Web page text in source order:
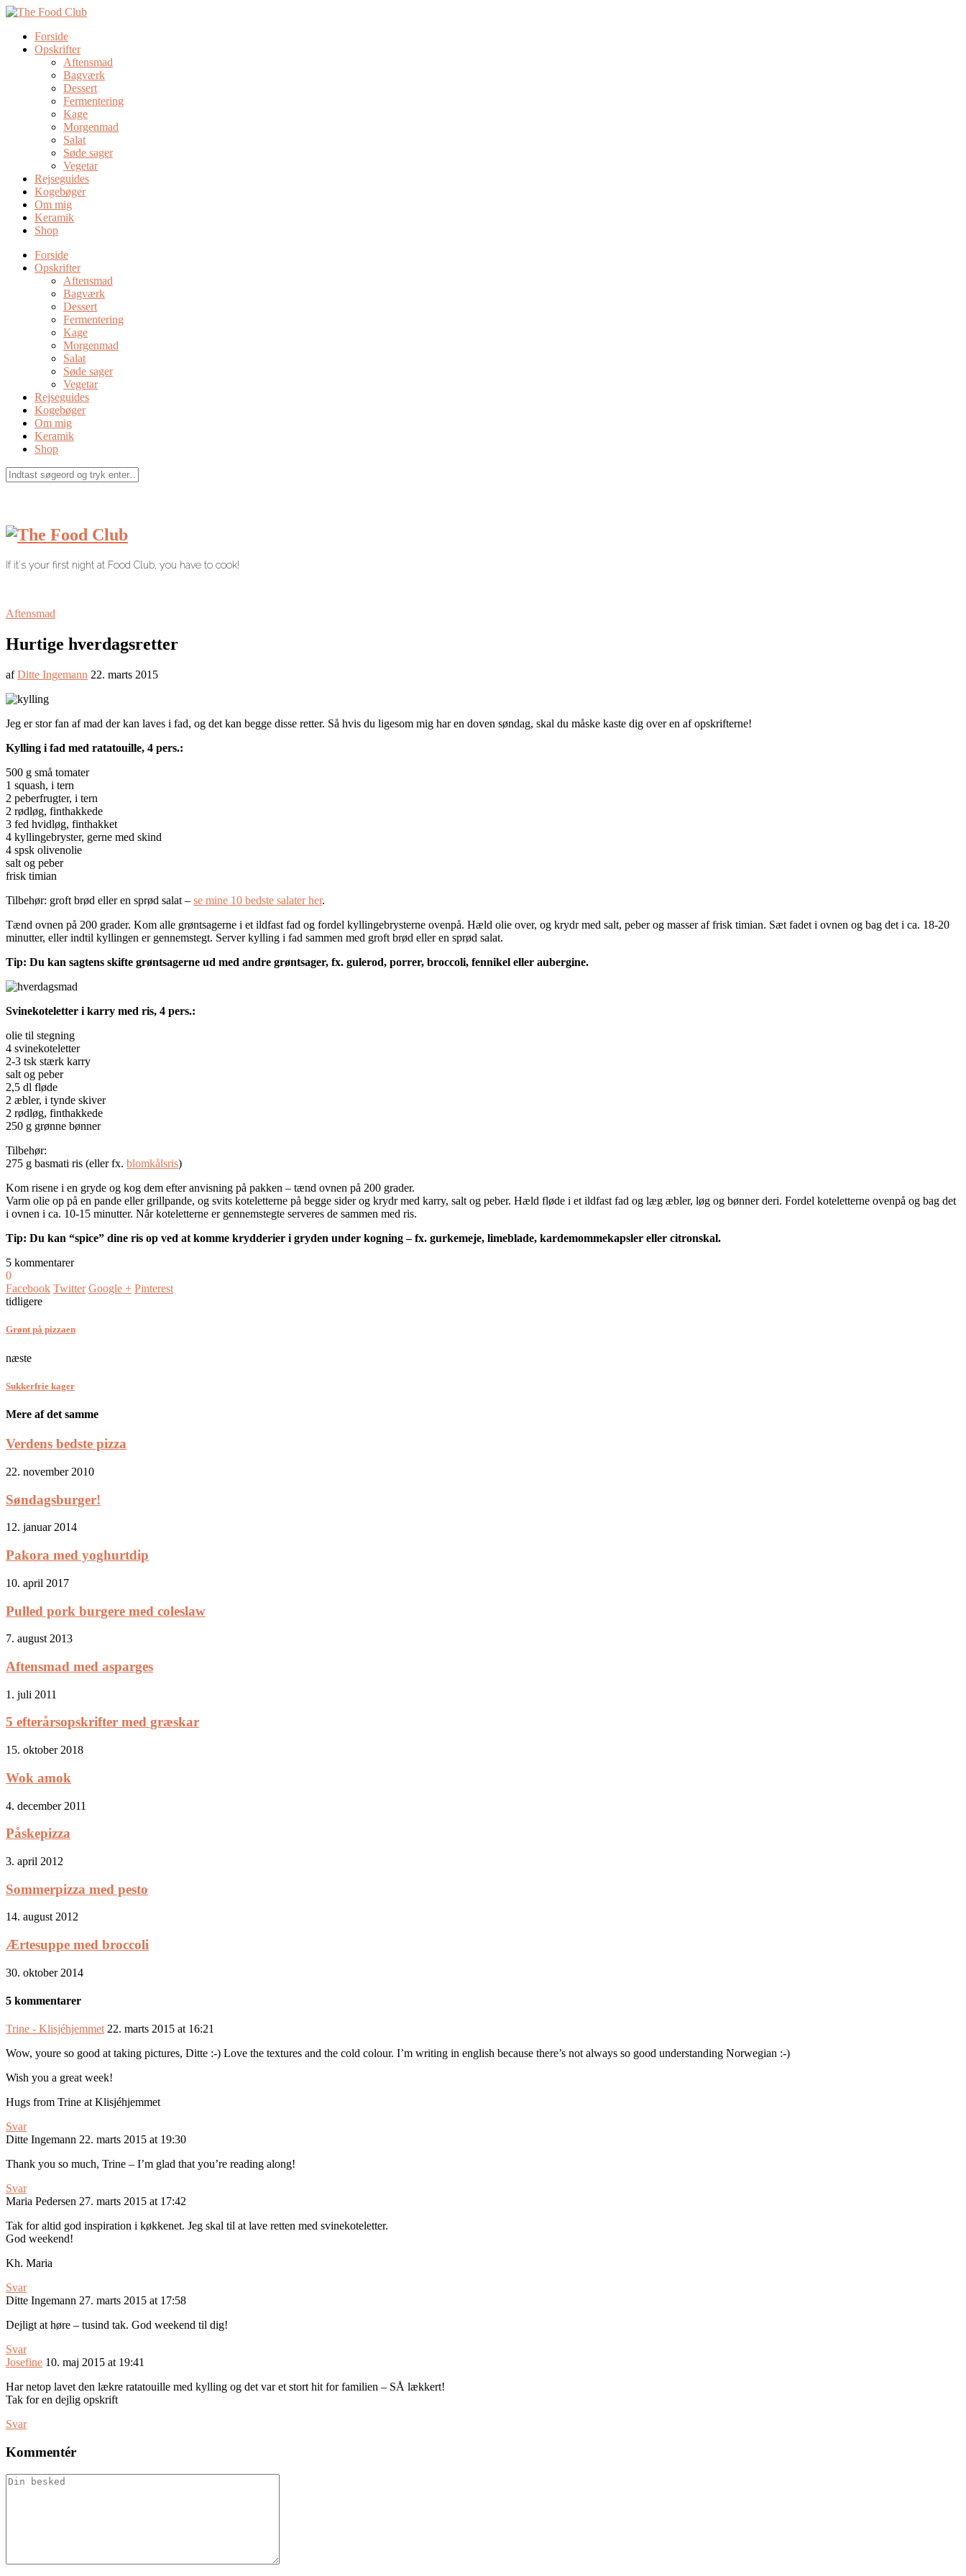
Forside
Opskrifter
Aftensmad
Bagværk
Dessert
Fermentering
Kage
Morgenmad
Salat
Søde sager
Vegetar
Rejseguides
Kogebøger
Om mig
Keramik
Shop
Forside
Opskrifter
Aftensmad
Bagværk
Dessert
Fermentering
Kage
Morgenmad
Salat
Søde sager
Vegetar
Rejseguides
Kogebøger
Om mig
Keramik
Shop
If it's your first night at Food Club, you have to cook!
Aftensmad
Hurtige hverdagsretter
afDitte Ingemann 22. marts 2015
Jeg er stor fan af mad der kan laves i fad, og det kan begge disse retter. Så hvis du ligesom mig har en doven søndag, skal du måske kaste dig over en af opskrifterne!
Kylling i fad med ratatouille, 4 pers.:
500 g små tomater
1 squash, i tern
2 peberfrugter, i tern
2 rødløg, finthakkede
3 fed hvidløg, finthakket
4 kyllingebryster, gerne med skind
4 spsk olivenolie
salt og peber
frisk timian
Tilbehør: groft brød eller en sprød salat – se mine 10 bedste salater her.
Tænd ovnen på 200 grader. Kom alle grøntsagerne i et ildfast fad og fordel kyllingebrysterne ovenpå. Hæld olie over, og krydr med salt, peber og masser af frisk timian. Sæt fadet i ovnen og bag det i ca. 18-20
minutter, eller indtil kyllingen er gennemstegt. Server kylling i fad sammen med groft brød eller en sprød salat.
Tip: Du kan sagtens skifte grøntsagerne ud med andre grøntsager, fx. gulerod, porrer, broccoli, fennikel eller aubergine.
Svinekoteletter i karry med ris, 4 pers.:
olie til stegning
4 svinekoteletter
2-3 tsk stærk karry
salt og peber
2,5 dl fløde
2 æbler, i tynde skiver
2 rødløg, finthakkede
250 g grønne bønner
Tilbehør:
275 g basmati ris (eller fx. blomkålsris)
Kom risene i en gryde og kog dem efter anvisning på pakken – tænd ovnen på 200 grader.
Varm olie op på en pande eller grillpande, og svits koteletterne på begge sider og krydr med karry, salt og peber. Hæld fløde i et ildfast fad og læg æbler, løg og bønner deri. Fordel koteletterne ovenpå og bag det
i ovnen i ca. 10-15 minutter. Når koteletterne er gennemstegte serveres de sammen med ris.
Tip: Du kan “spice” dine ris op ved at komme krydderier i gryden under kogning – fx. gurkemeje, limeblade, kardemommekapsler eller citronskal.
5 kommentarer
0
Facebook Twitter Google + Pinterest
tidligere
Grønt på pizzaen
næste
Sukkerfrie kager
Mere af det samme
Verdens bedste pizza
22. november 2010
Søndagsburger!
12. januar 2014
Pakora med yoghurtdip
10. april 2017
Pulled pork burgere med coleslaw
7. august 2013
Aftensmad med asparges
1. juli 2011
5 efterårsopskrifter med græskar
15. oktober 2018
Wok amok
4. december 2011
Påskepizza
3. april 2012
Sommerpizza med pesto
14. august 2012
Ærtesuppe med broccoli
30. oktober 2014
5 kommentarer
Trine - Klisjéhjemmet 22. marts 2015 at 16:21
Wow, youre so good at taking pictures, Ditte :-) Love the textures and the cold colour. I’m writing in english because there’s not always so good understanding Norwegian :-)
Wish you a great week!
Hugs from Trine at Klisjéhjemmet
Svar
Ditte Ingemann 22. marts 2015 at 19:30
Thank you so much, Trine – I’m glad that you’re reading along!
Svar
Maria Pedersen 27. marts 2015 at 17:42
Tak for altid god inspiration i køkkenet. Jeg skal til at lave retten med svinekoteletter.
God weekend!
Kh. Maria
Svar
Ditte Ingemann 27. marts 2015 at 17:58
Dejligt at høre – tusind tak. God weekend til dig!
Svar
Josefine 10. maj 2015 at 19:41
Har netop lavet den lækre ratatouille med kylling og det var et stort hit for familien – SÅ lækkert!
Tak for en dejlig opskrift
Svar
Kommentér